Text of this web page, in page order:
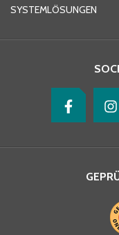
SYSTEMLÖSUNGEN